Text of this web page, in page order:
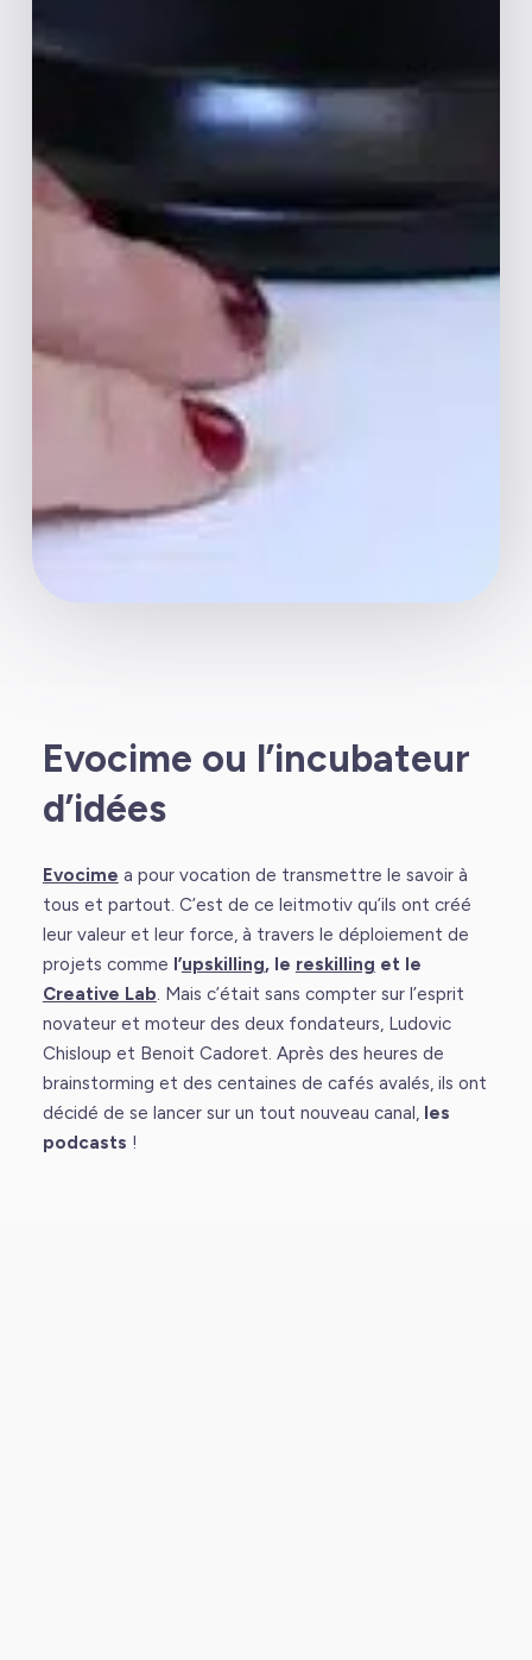
Evocime ou l’incubateur
d’idées
Evocime a pour vocation de transmettre le savoir à
tous et partout. C’est de ce leitmotiv qu’ils ont créé
leur valeur et leur force, à travers le déploiement de
projets comme l’upskilling, le reskilling et le
Creative Lab. Mais c’était sans compter sur l’esprit
novateur et moteur des deux fondateurs, Ludovic
Chisloup et Benoit Cadoret. Après des heures de
brainstorming et des centaines de cafés avalés, ils ont
décidé de se lancer sur un tout nouveau canal, les
podcasts !